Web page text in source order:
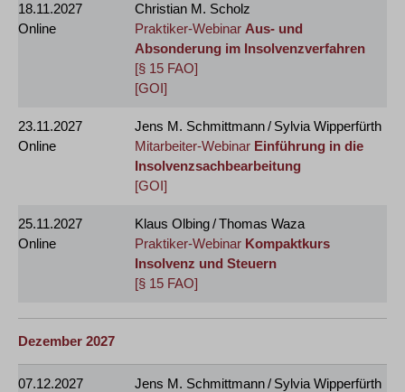
18.11.2027
Online
Christian M. Scholz
Praktiker-Webinar Aus- und
Absonderung im Insolvenzverfahren
[§ 15 FAO]
[GOI]
23.11.2027
Online
Jens M. Schmittmann / Sylvia Wipperfürth
Mitarbeiter-Webinar Einführung in die
Insolvenzsachbearbeitung
[GOI]
25.11.2027
Online
Klaus Olbing / Thomas Waza
Praktiker-Webinar Kompaktkurs
Insolvenz und Steuern
[§ 15 FAO]
Dezember 2027
07.12.2027
Jens M. Schmittmann / Sylvia Wipperfürth